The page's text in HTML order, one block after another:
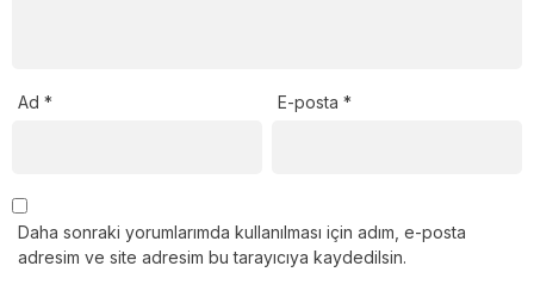
Ad * E-posta*
Daha sonraki yorumlarımda kullanılması için adım, e-posta
adresim ve site adresim bu tarayıcıya kaydedilsin.